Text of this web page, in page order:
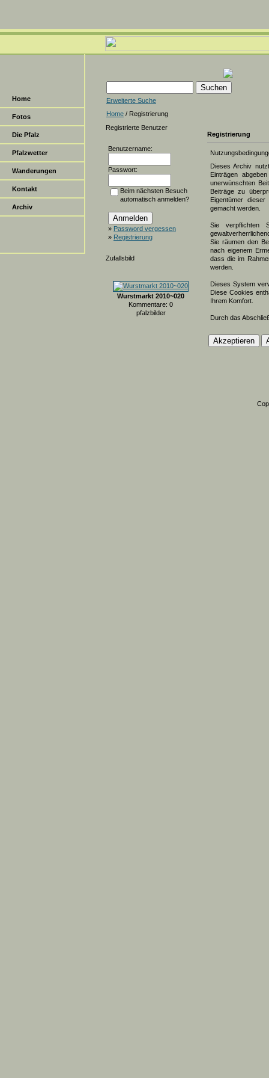
Home
Fotos
Die Pfalz
Pfalzwetter
Wanderungen
Kontakt
Archiv
Erweiterte Suche
Home / Registrierung
Registrierte Benutzer
Benutzername:
Passwort:
Beim nächsten Besuch
automatisch anmelden?
» Password vergessen
» Registrierung
Zufallsbild
Wurstmarkt 2010~020
Kommentare: 0
pfalzbilder
Registrierung
Dieses Archiv
Einträgen
unerwünschten
Beiträge zu
Eigentümer
gemacht werden.
Sie verpflichten
Sie räumen den
nach eigenem
dass die im
werden.
Dieses System
Diese Cookies
Ihrem Komfort.
Durch das